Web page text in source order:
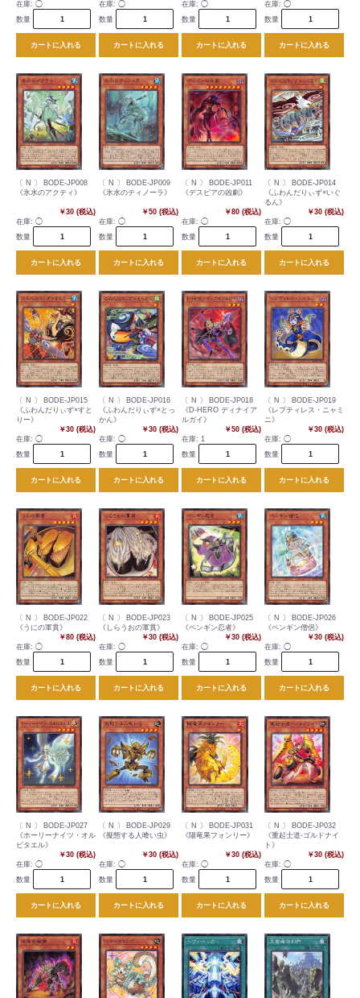
在庫: ◯
数量
カートに入れる
在庫: ◯
数量
カートに入れる
在庫: ◯
数量
カートに入れる
在庫: ◯
数量
カートに入れる
〔 N 〕 BODE-JP008
《氷水のアクティ》
￥30 (税込)
在庫: ◯
数量
カートに入れる
〔 N 〕 BODE-JP009
《氷水のティノーラ》
￥50 (税込)
在庫: ◯
数量
カートに入れる
〔 N 〕 BODE-JP011
《デスピアの凶劇》
￥80 (税込)
在庫: ◯
数量
カートに入れる
〔 N 〕 BODE-JP014
《ふわんだりぃず×いぐ
るん》
￥30 (税込)
在庫: ◯
数量
カートに入れる
〔 N 〕 BODE-JP015
《ふわんだりぃず×すと
りー》
￥30 (税込)
在庫: ◯
数量
カートに入れる
〔 N 〕 BODE-JP016
《ふわんだりぃず×とっ
かん》
￥30 (税込)
在庫: ◯
数量
カートに入れる
〔 N 〕 BODE-JP018
《D-HERO ディナイア
ルガイ》
￥50 (税込)
在庫: 1
数量
カートに入れる
〔 N 〕 BODE-JP019
《レプティレス・ニャミ
ニ》
￥30 (税込)
在庫: ◯
数量
カートに入れる
〔 N 〕 BODE-JP022
《うにの軍貫》
￥80 (税込)
在庫: ◯
数量
カートに入れる
〔 N 〕 BODE-JP023
《しらうおの軍貫》
￥30 (税込)
在庫: ◯
数量
カートに入れる
〔 N 〕 BODE-JP025
《ペンギン忍者》
￥30 (税込)
在庫: ◯
数量
カートに入れる
〔 N 〕 BODE-JP026
《ペンギン僧侶》
￥30 (税込)
在庫: ◯
数量
カートに入れる
〔 N 〕 BODE-JP027
《ホーリーナイツ・オル
ビタエル》
￥30 (税込)
在庫: ◯
数量
カートに入れる
〔 N 〕 BODE-JP029
《擬態する人喰い虫》
￥30 (税込)
在庫: ◯
数量
カートに入れる
〔 N 〕 BODE-JP031
《陽竜果フォンリー》
￥30 (税込)
在庫: ◯
数量
カートに入れる
〔 N 〕 BODE-JP032
《重起士道-ゴルドナイ
ト》
￥30 (税込)
在庫: ◯
数量
カートに入れる